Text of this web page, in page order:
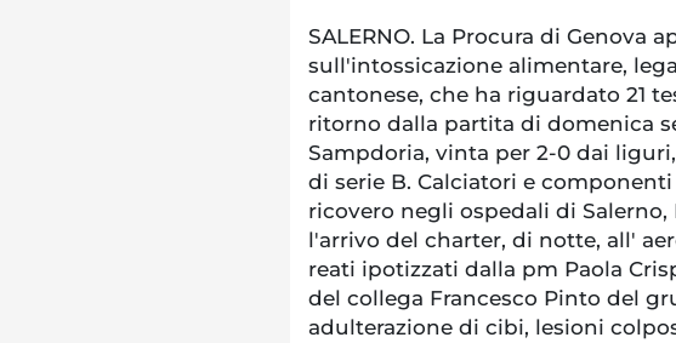
SALERNO. La Procura di Genova
sull'intossicazione alimentare,
cantonese, che ha riguardato 21
ritorno dalla partita di domenica
Sampdoria, vinta per 2-0 dai
di serie B. Calciatori e
ricovero negli ospedali di
l'arrivo del charter, di notte, all'
reati ipotizzati dalla pm Paola
del collega Francesco Pinto del
adulterazione di cibi, lesioni